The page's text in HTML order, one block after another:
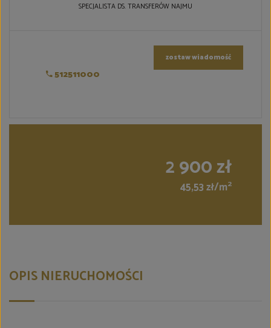
SPECJALISTA DS. TRANSFERÓW NAJMU
512511000
zostaw wiadomość
2 900 zł
45,53 zł/m2
OPIS NIERUCHOMOŚCI